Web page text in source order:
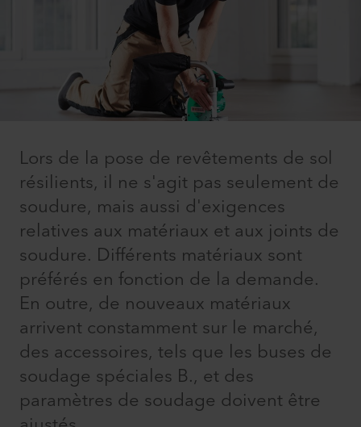
Lors de la pose de revêtements de sol
résilients, il ne s'agit pas seulement de
soudure, mais aussi d'exigences
relatives aux matériaux et aux joints de
soudure. Différents matériaux sont
préférés en fonction de la demande.
En outre, de nouveaux matériaux
arrivent constamment sur le marché,
des accessoires, tels que les buses de
soudage spéciales B., et des
paramètres de soudage doivent être